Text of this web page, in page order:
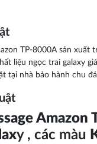
TP-8000A sản xuất
liệu ngọc trai galaxy
tại nhà bảo hành chu
Amazon
y , các màu